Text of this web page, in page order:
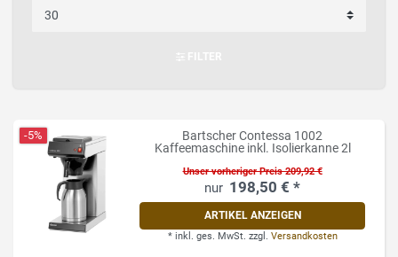
-5%
Bartscher Contessa 1002
Kaffeemaschine inkl. Isolierkanne 2l
Unser vorheriger Preis 209,92 €
198,50 € *
ARTIKEL ANZEIGEN
* inkl. ges. MwSt. zzgl. Versandkosten